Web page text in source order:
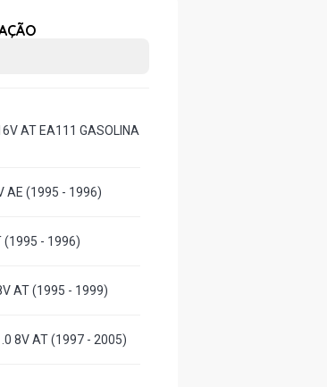
AT EA111 GASOLINA
AE (1995 - 1996)
(1995 - 1996)
AT (1995 - 1999)
8V AT (1997 - 2005)